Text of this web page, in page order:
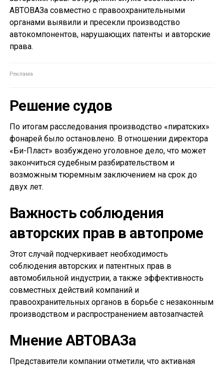
АВТОВАЗа совместно с правоохранительными
органами выявили и пресекли производство
автокомпонентов, нарушающих патенты и авторские
права.
Решение судов
По итогам расследования производство «пиратских»
фонарей было остановлено. В отношении директора
«Би-Пласт» возбуждено уголовное дело, что может
закончиться судебным разбирательством и
возможным тюремным заключением на срок до
двух лет.
Важность соблюдения
авторских прав в автопроме
Этот случай подчеркивает необходимость
соблюдения авторских и патентных прав в
автомобильной индустрии, а также эффективность
совместных действий компаний и
правоохранительных органов в борьбе с незаконным
производством и распространением автозапчастей.
Мнение АВТОВАЗа
Представители компании отметили, что активная